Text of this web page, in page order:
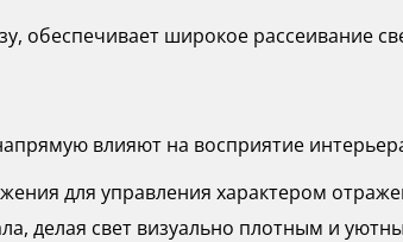
обеспечивает широкое рассеивание
влияют на восприятие
для управления характером
делая свет визуально плотным и